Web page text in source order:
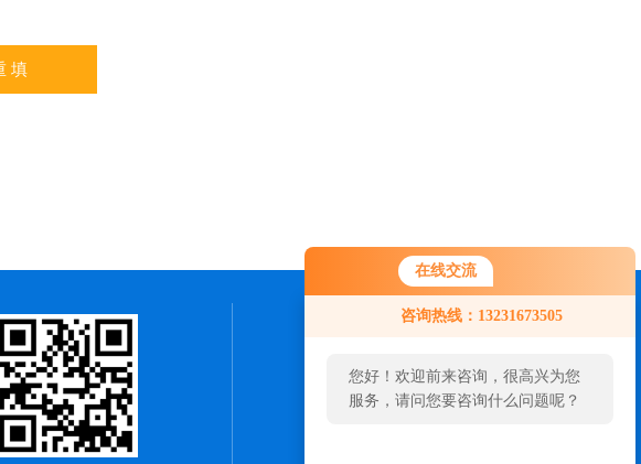
在线交流
咨询热线：13231673505
您好！欢迎前来咨询，很高兴为您
服务，请问您要咨询什么问题呢？
联系我们
24小时热线：